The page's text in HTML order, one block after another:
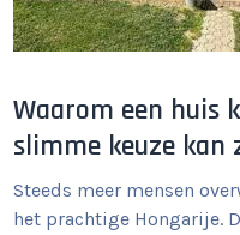
Waarom een huis
slimme keuze kan
Steeds meer mensen
het prachtige Hongarije.